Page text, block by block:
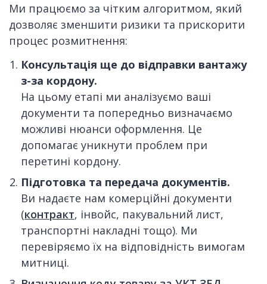
Ми працюємо за чітким алгоритмом, який
дозволяє зменшити ризики та прискорити
процес розмитнення:
Консультація ще до відправки вантажу
з-за кордону.
На цьому етапі ми аналізуємо ваші
документи та попередньо визначаємо
можливі нюанси оформлення. Це
допомагає уникнути проблем при
перетині кордону.
Підготовка та передача документів.
Ви надаєте нам комерційні документи
(контракт, інвойс, пакувальний лист,
транспортні накладні тощо). Ми
перевіряємо їх на відповідність вимогам
митниці.